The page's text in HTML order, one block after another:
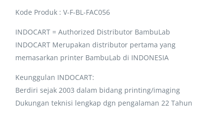
Kode Produk : V-F-BL-FAC056
INDOCART = Authorized Distributor BambuLab
INDOCART Merupakan distributor pertama yang
memasarkan printer BambuLab di INDONESIA
Keunggulan INDOCART:
Berdiri sejak 2003 dalam bidang printing/imaging
Dukungan teknisi lengkap dgn pengalaman 22 Tahun